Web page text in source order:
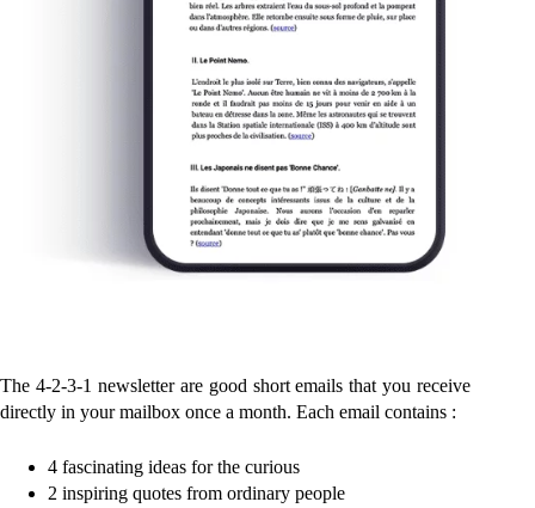
The 4-2-3-1 newsletter are good short emails that you receive
directly in your mailbox once a month. Each email contains :
4 fascinating ideas for the curious
2 inspiring quotes from ordinary people